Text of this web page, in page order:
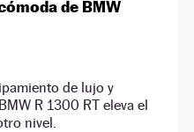
de BMW
de lujo y
R 1300 RT eleva el
nivel.